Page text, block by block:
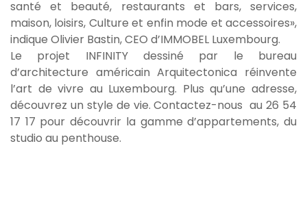
santé et beauté, restaurants et bars, services,
maison, loisirs, Culture et enfin mode et accessoires»,
indique Olivier Bastin, CEO d’IMMOBEL Luxembourg.
Le projet INFINITY dessiné par le bureau
d’architecture américain Arquitectonica réinvente
l’art de vivre au Luxembourg. Plus qu’une adresse,
découvrez un style de vie. Contactez-nous au 26 54
17 17 pour découvrir la gamme d’appartements, du
studio au penthouse.